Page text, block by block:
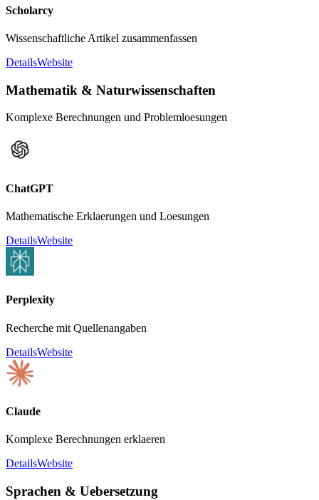
Scholarcy
Wissenschaftliche Artikel zusammenfassen
DetailsWebsite
Mathematik & Naturwissenschaften
Komplexe Berechnungen und Problemloesungen
ChatGPT
Mathematische Erklaerungen und Loesungen
DetailsWebsite
Perplexity
Recherche mit Quellenangaben
DetailsWebsite
Claude
Komplexe Berechnungen erklaeren
DetailsWebsite
Sprachen & Uebersetzung